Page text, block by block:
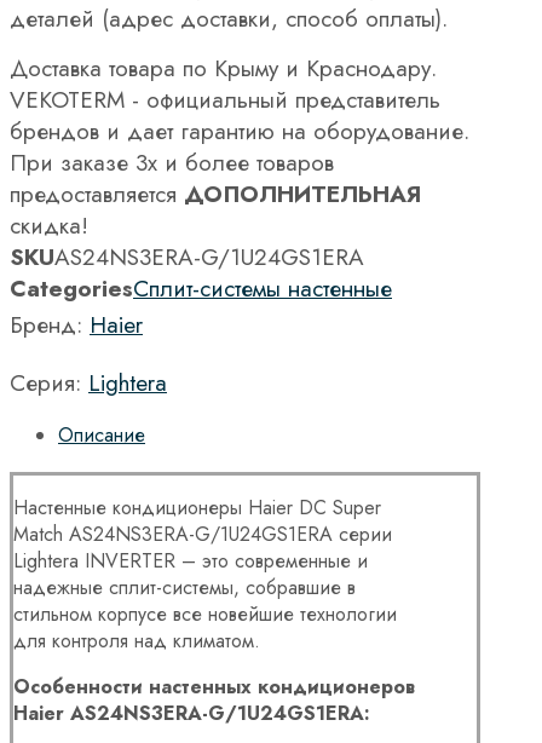
деталей (адрес доставки, способ оплаты).
Доставка товара по Крыму и Краснодару.
VEKOTERM - официальный представитель
брендов и дает гарантию на оборудование.
При заказе 3х и более товаров
предоставляется ДОПОЛНИТЕЛЬНАЯ
скидка!
SKUAS24NS3ERA-G/1U24GS1ERA
CategoriesСплит-системы настенные
Бренд: Haier
Серия: Lightera
Описание
Настенные кондиционеры Haier DC Super
Match AS24NS3ERA-G/1U24GS1ERA серии
Lightera INVERTER – это современные и
надежные сплит-системы, собравшие в
стильном корпусе все новейшие технологии
для контроля над климатом.
Особенности настенных кондиционеров
Haier AS24NS3ERA-G/1U24GS1ERA: